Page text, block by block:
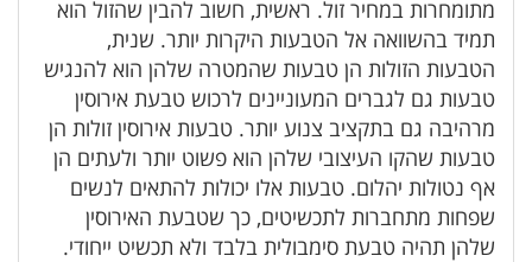
מתומחרות במחיר זול. ראשית, חשוב להבין שהזול הוא
תמיד בהשוואה אל הטבעות היקרות יותר. שנית,
הטבעות הזולות הן טבעות שהמטרה שלהן הוא להנגיש
טבעות גם לגברים המעוניינים לרכוש טבעת אירוסין
מרהיבה גם בתקציב צנוע יותר. טבעות אירוסין זולות הן
טבעות שהקו העיצובי שלהן הוא פשוט יותר ולעתים הן
אף נטולות יהלום. טבעות אלו יכולות להתאים לנשים
שפחות מתחברות לתכשיטים, כך שטבעת האירוסין
שלהן תהיה טבעת סימבולית בלבד ולא תכשיט ייחודי.